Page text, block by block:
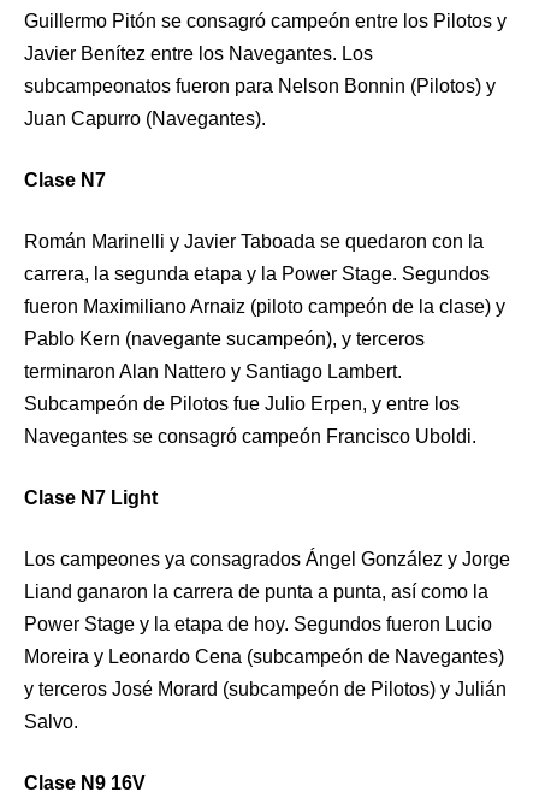
Guillermo Pitón se consagró campeón entre los Pilotos y
Javier Benítez entre los Navegantes. Los
subcampeonatos fueron para Nelson Bonnin (Pilotos) y
Juan Capurro (Navegantes).
Clase N7
Román Marinelli y Javier Taboada se quedaron con la
carrera, la segunda etapa y la Power Stage. Segundos
fueron Maximiliano Arnaiz (piloto campeón de la clase) y
Pablo Kern (navegante sucampeón), y terceros
terminaron Alan Nattero y Santiago Lambert.
Subcampeón de Pilotos fue Julio Erpen, y entre los
Navegantes se consagró campeón Francisco Uboldi.
Clase N7 Light
Los campeones ya consagrados Ángel González y Jorge
Liand ganaron la carrera de punta a punta, así como la
Power Stage y la etapa de hoy. Segundos fueron Lucio
Moreira y Leonardo Cena (subcampeón de Navegantes)
y terceros José Morard (subcampeón de Pilotos) y Julián
Salvo.
Clase N9 16V